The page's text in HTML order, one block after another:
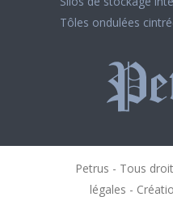
Tôles ondulées
Petrus - Tous
légales -